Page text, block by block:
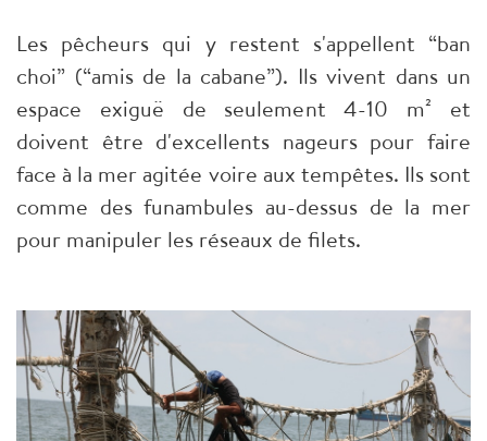
Les pêcheurs qui y restent s'appellent “ban
choi” (“amis de la cabane”). Ils vivent dans un
espace exiguë de seulement 4-10 m² et
doivent être d'excellents nageurs pour faire
face à la mer agitée voire aux tempêtes. Ils sont
comme des funambules au-dessus de la mer
pour manipuler les réseaux de filets.